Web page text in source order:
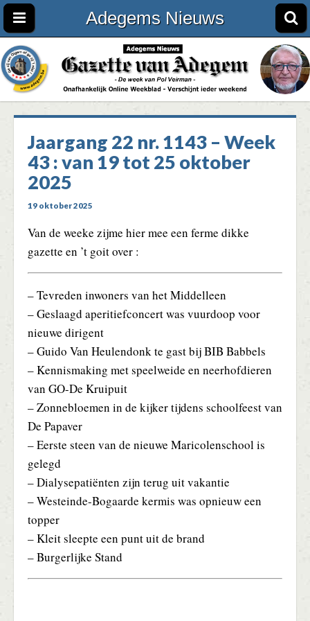
Adegems Nieuws
Jaargang 22 nr. 1143 – Week
43 : van 19 tot 25 oktober
2025
19 oktober 2025
Van de weeke zijme hier mee een ferme dikke
gazette en ’t goit over :
– Tevreden inwoners van het Middelleen
– Geslaagd aperitiefconcert was vuurdoop voor
nieuwe dirigent
– Guido Van Heulendonk te gast bij BIB Babbels
– Kennismaking met speelweide en neerhofdieren
van GO-De Kruipuit
– Zonnebloemen in de kijker tijdens schoolfeest van
De Papaver
– Eerste steen van de nieuwe Maricolenschool is
gelegd
– Dialysepatiënten zijn terug uit vakantie
– Westeinde-Bogaarde kermis was opnieuw een
topper
– Kleit sleepte een punt uit de brand
– Burgerlijke Stand